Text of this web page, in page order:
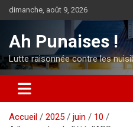
Aller
au
dimanche, août 9, 2026
Ah Punaises !
Lutte raisonnée contre les
Accueil 2025 juin
10